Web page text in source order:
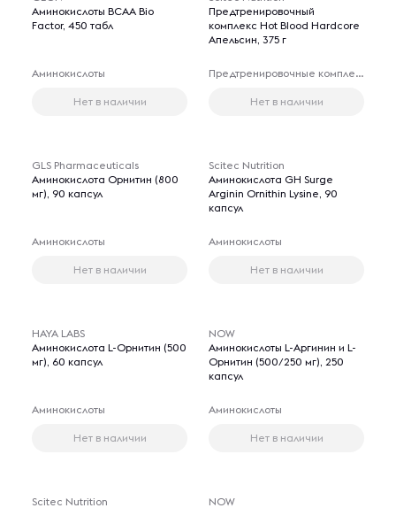
Аминокислоты BCAA Bio
Factor, 450 табл
Аминокислоты
Нет в наличии
Предтренировочный
комплекс Hot Blood Hardcore
Апельсин, 375 г
Предтренировочные комплексы
Нет в наличии
GLS Pharmaceuticals
Аминокислота Орнитин (800
мг), 90 капсул
Аминокислоты
Нет в наличии
Scitec Nutrition
Аминокислота GH Surge
Arginin Ornithin Lysine, 90
капсул
Аминокислоты
Нет в наличии
HAYA LABS
Аминокислота L-Орнитин (500
мг), 60 капсул
Аминокислоты
Нет в наличии
NOW
Аминокислоты L-Аргинин и L-
Орнитин (500/250 мг), 250
капсул
Аминокислоты
Нет в наличии
Scitec Nutrition
NOW